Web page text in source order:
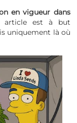
en vigueur dans
article est à but
uniquement là où